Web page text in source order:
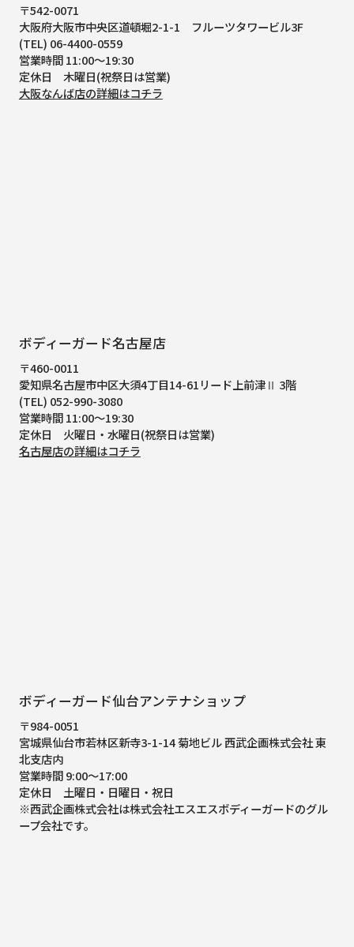
〒542-0071
大阪府大阪市中央区道頓堀2-1-1
フルーツタワービル3F
(TEL) 06-4400-0559
営業時間 11:00～19:30
定休日 木曜日(祝祭日は営業)
大阪なんば店の詳細はコチラ
ボディーガード名古屋店
〒460-0011
愛知県名古屋市中区大須4丁目14-61リード上前津Ⅱ 3階
(TEL) 052-990-3080
営業時間 11:00～19:30
定休日 火曜日・水曜日(祝祭日は営業)
名古屋店の詳細はコチラ
ボディーガード仙台アンテナショップ
〒984-0051
宮城県仙台市若林区新寺3-1-14 菊地ビル 西武企画株式会社 東
北支店内
営業時間 9:00～17:00
定休日 土曜日・日曜日・祝日
※西武企画株式会社は株式会社エスエスボディーガードのグル
ープ会社です。